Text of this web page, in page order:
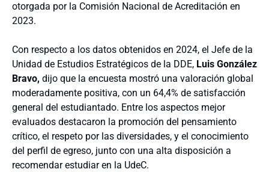
otorgada por la Comisión Nacional de Acreditación en
2023.
Con respecto a los datos obtenidos en 2024, el Jefe de la
Unidad de Estudios Estratégicos de la DDE, Luis González
Bravo, dijo que la encuesta mostró una valoración global
moderadamente positiva, con un 64,4% de satisfacción
general del estudiantado. Entre los aspectos mejor
evaluados destacaron la promoción del pensamiento
crítico, el respeto por las diversidades, y el conocimiento
del perfil de egreso, junto con una alta disposición a
recomendar estudiar en la UdeC.